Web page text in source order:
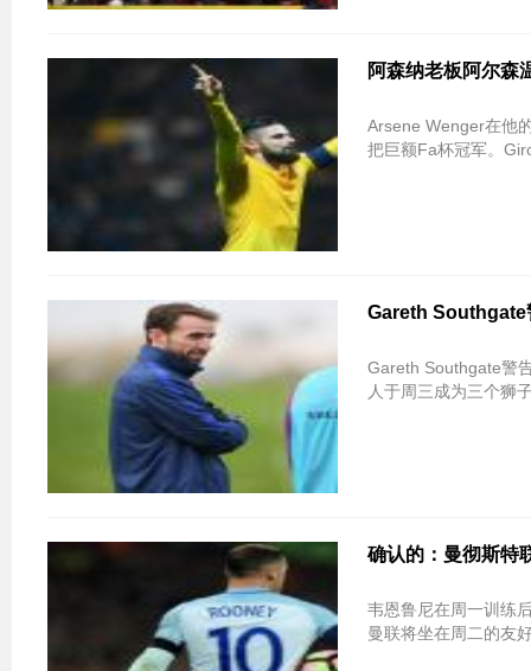
阿森纳老板阿尔森
Arsene Wenger在他
把巨额Fa杯冠军。
Gareth Southgate
Gareth Southgate警
人于周三成为三个狮
确认的：曼彻斯特
韦恩鲁尼在周一训练
曼联将坐在周二的友